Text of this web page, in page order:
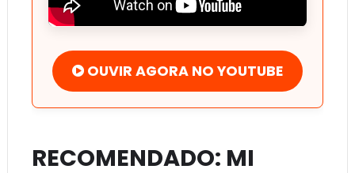
OUVIR AGORA NO YOUTUBE
RECOMENDADO: MI